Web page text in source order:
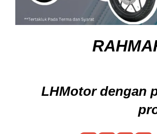
LHMotor dengan